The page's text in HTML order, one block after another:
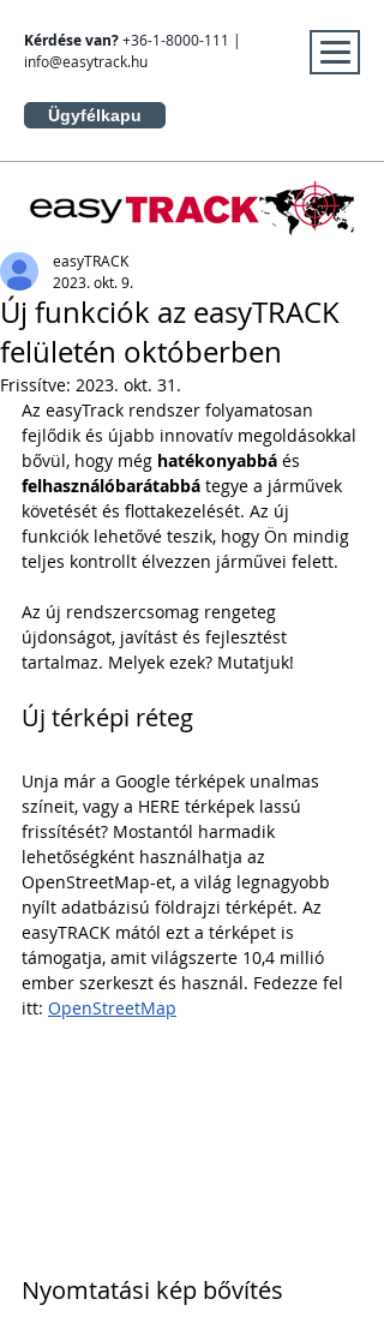
Kérdése van?+36-1-8000-111 |
info@easytrack.hu
Ügyfélkapu
Új funkciók az easyTRACK
felületén októberben
easyTRACK
2023. okt. 9.
Frissítve: 2023. okt. 31.
Az easyTrack rendszer folyamatosan
fejlődik és újabb innovatív megoldásokkal
bővül, hogy még hatékonyabbá és
felhasználóbarátabbá tegye a járművek
követését és flottakezelését. Az új
funkciók lehetővé teszik, hogy Ön mindig
teljes kontrollt élvezzen járművei felett.
Az új rendszercsomag rengeteg
újdonságot, javítást és fejlesztést
tartalmaz. Melyek ezek? Mutatjuk!
Új térképi réteg
Unja már a Google térképek unalmas
színeit, vagy a HERE térképek lassú
frissítését? Mostantól harmadik
lehetőségként használhatja az
OpenStreetMap-et, a világ legnagyobb
nyílt adatbázisú földrajzi térképét. Az
easyTRACK mától ezt a térképet is
támogatja, amit világszerte 10,4 millió
ember szerkeszt és használ. Fedezze fel
itt: OpenStreetMap
Nyomtatási kép bővítés